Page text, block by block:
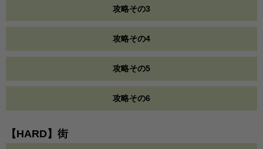
攻略その3
攻略その4
攻略その5
攻略その6
【HARD】街